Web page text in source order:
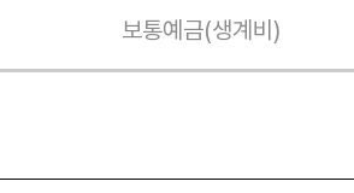
보통예금(생계비)